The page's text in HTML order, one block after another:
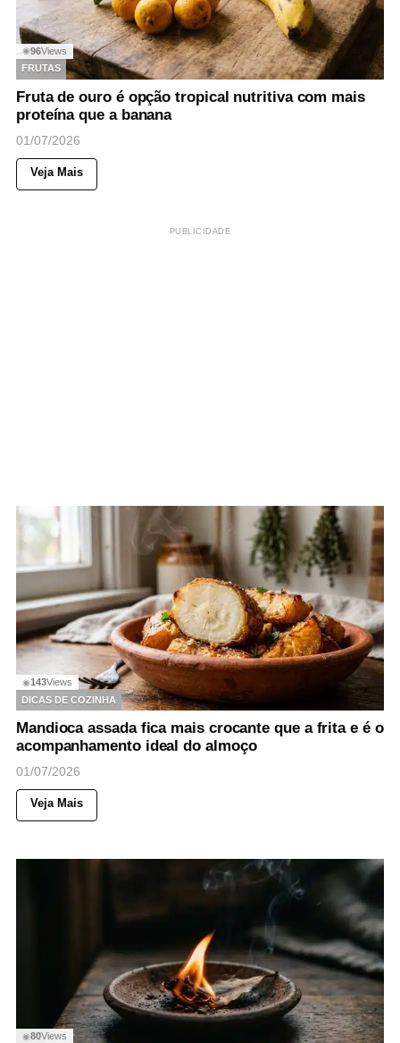
◉96Views
FRUTAS
Fruta de ouro é opção tropical nutritiva com mais
proteína que a banana
01/07/2026
Veja Mais
PUBLICIDADE
◉143Views
DICAS DE COZINHA
Mandioca assada fica mais crocante que a frita e é o
acompanhamento ideal do almoço
01/07/2026
Veja Mais
◉80Views